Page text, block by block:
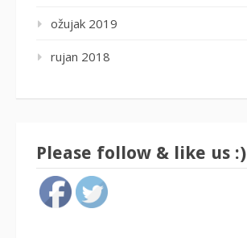
ožujak 2019
rujan 2018
Please follow & like us :)